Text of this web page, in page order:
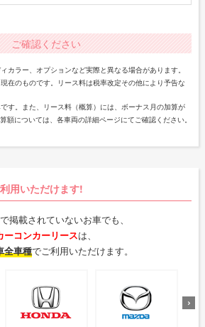
ご確認ください
カラー、オプションなど実際と異なる場合があります。
在のものです。リース料は税率改定その他により予告な
す。また、リース料（概算）には、ボーナス月の加算が
額については、各車両の詳細ページにてご確認ください。
用いただけます!
掲載されていないお車でも、
ーコンカーリースは、
全車種でご利用いただけます。